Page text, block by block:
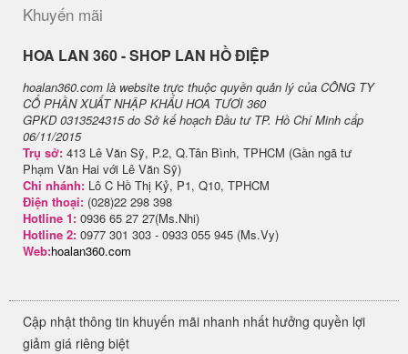
Khuyến mãi
H​OA LAN 360 - SHOP LAN HỒ ĐIỆP
hoalan360.com là website trực thuộc quyền quản lý của CÔNG TY
CỔ PHẦN XUẤT NHẬP KHẨU HOA TƯƠI 360
GPKD 0313524315 do Sở kế hoạch Đầu tư TP. Hồ Chí Minh cấp
06/11/2015
Trụ sở: 413 Lê Văn Sỹ, P.2, Q.Tân Bình, TPHCM (Gần ngã tư
Phạm Văn Hai với Lê Văn Sỹ)
Chi nhánh: Lô C Hồ Thị Kỷ, P1, Q10, TPHCM
Điện thoại: (028)22 298 398
Hotline 1: 0936 65 27 27(Ms.Nhi)
Hotline 2: 0977 301 303 - 0933 055 945 (Ms.Vy)
Web:hoalan360.com
Cập nhật thông tin khuyến mãi nhanh nhất hưởng quyền lợi
giảm giá riêng biệt